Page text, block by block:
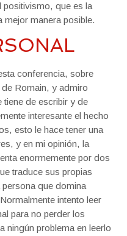
positivismo, que es la
manera posible.
conferencia, sobre
Romain, y admiro
tiene de escribir y de
interesante el hecho
esto le hace tener una
y en mi opinión, la
enormemente por dos
traduce sus propias
que domina
intento leer
para no perder los
ningún problema en leerlo